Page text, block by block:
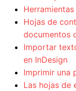
Hojas de
documentos
Importar
en InDesign
Imprimir una
Las hojas de